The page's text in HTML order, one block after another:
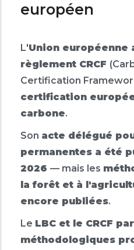
européen
L'Union européenne
règlement CRCF
Certification
certification
carbone.
Son acte délégué
permanentes a été
2026 — mais les
la forêt et à
encore publiées.
Le LBC et le CRCF
méthodologiques